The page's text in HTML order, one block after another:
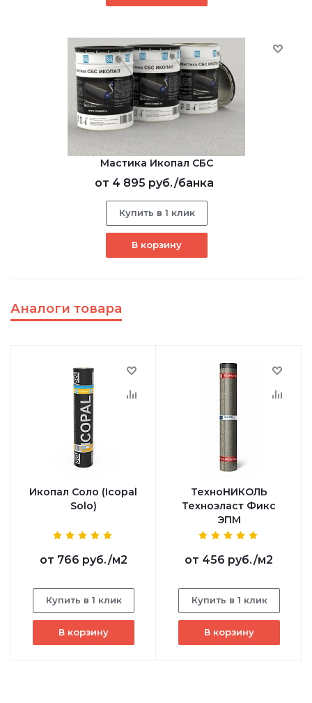
Мастика Икопал СБС
от 4 895 руб./банка
Купить в 1 клик
В корзину
Аналоги товара
Икопал Соло (Icopal
Solo)
от 766 руб./м2
Купить в 1 клик
В корзину
ТехноНИКОЛЬ
Техноэласт Фикс
ЭПМ
от 456 руб./м2
Купить в 1 клик
В корзину